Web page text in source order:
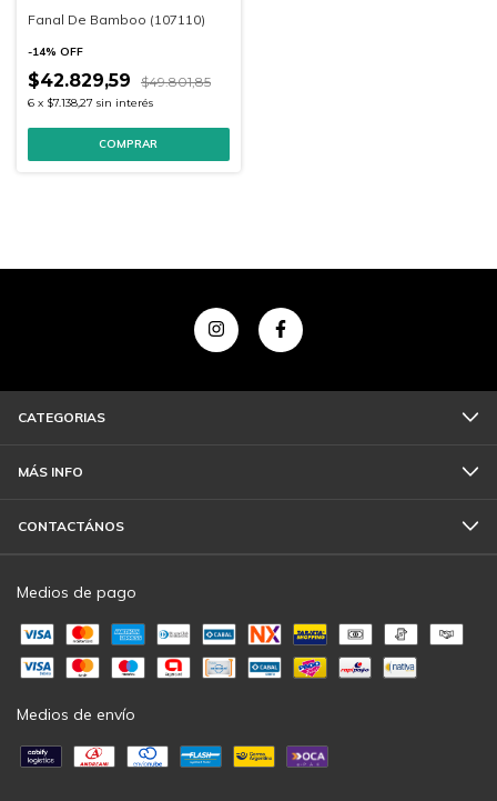
Fanal De Bamboo (107110)
-14% OFF
$42.829,59 $49.801,85
6 x $7.138,27 sin interés
CATEGORIAS
MÁS INFO
CONTACTÁNOS
Medios de pago
Medios de envío